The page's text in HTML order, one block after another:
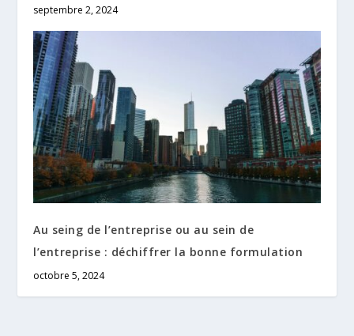
septembre 2, 2024
Au seing de l’entreprise ou au sein de
l’entreprise : déchiffrer la bonne formulation
octobre 5, 2024